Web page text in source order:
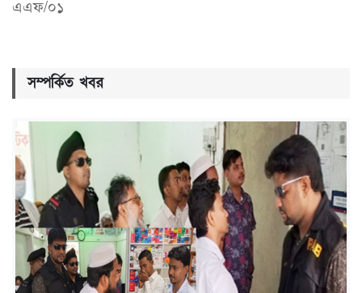
এএফ/০১
সম্পর্কিত খবর